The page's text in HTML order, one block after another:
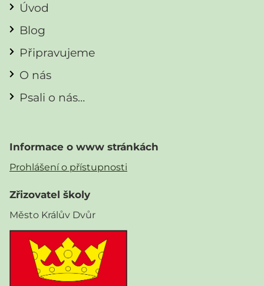
Úvod
Blog
Připravujeme
O nás
Psali o nás…
Informace o www stránkách
Prohlášení o přístupnosti
Zřizovatel školy
Město Králův Dvůr